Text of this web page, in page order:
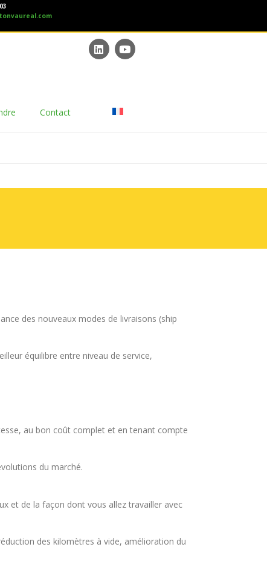
Contact
des nouveaux modes de livraisons (ship
équilibre entre niveau de service,
au bon coût complet et en tenant compte
du marché.
et de la façon dont vous allez travailler avec
des kilomètres à vide, amélioration du